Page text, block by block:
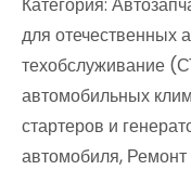
для отечественных
техобслуживание
автомобильных
стартеров и
автомобиля,